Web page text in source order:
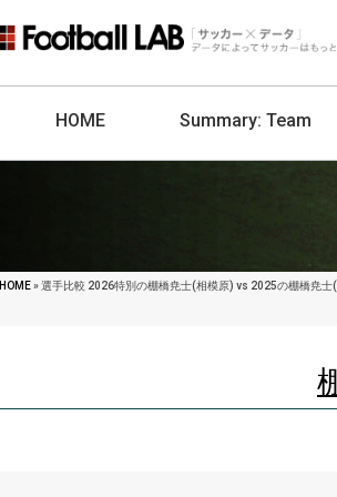
HOME Summary: Team
HOME» 選手比較 2026特別の棚橋尭士(相模原) vs 2025の棚橋尭士